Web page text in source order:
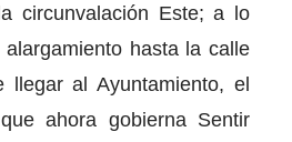
circunvalación Este; a lo
hasta la calle
llegar al Ayuntamiento, el
ahora gobierna Sentir